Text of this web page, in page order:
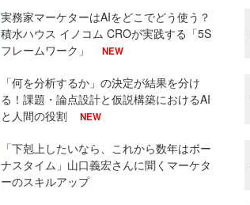
実務家マーケターはAIをどこでどう使う？
積水ハウス イノコム CROが実践する「5S
フレームワーク」
NEW
「何を分析するか」の決定が結果を分け
る！課題・論点設計と仮説構築におけるAI
と人間の役割
NEW
「下剋上したいなら、これから数年はボー
ナスタイム」山口義宏さんに聞くマーケタ
ーのスキルアップ